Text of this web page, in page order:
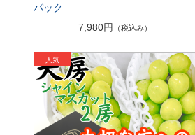
パック
7,980円
（税込み）